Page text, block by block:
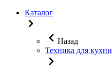
Каталог
Назад
Техника для кухни